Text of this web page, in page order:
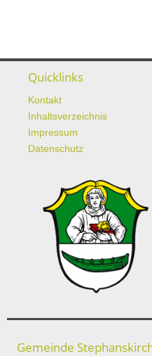
Quicklinks
Kontakt
Inhaltsverzeichnis
Impressum
Datenschutz
Gemeinde